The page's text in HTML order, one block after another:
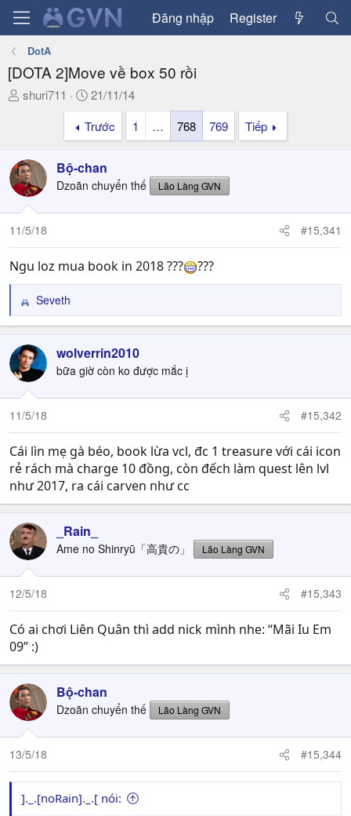
Đăng nhập Register
DotA
[DOTA 2]Move về box 50 rồi
T
a
d
s
t
a
e
shuri711
N
g
à
y
ử
i
21/11/14
Trước
1 … 768 769 Tiếp
Bộ-chan
Dzoãn chuyển thế Lão Làng GVN
11/5/18 #15,341
Ngu loz mua book in 2018 ??? ???
R
e
c
t
i
o
n
Seveth
wolverrin2010
bữa giờ còn ko được mắc ị
11/5/18 #15,342
Cái lìn mẹ gà béo, book lừa vcl, đc 1 treasure với cái icon
rẻ rách mà charge 10 đồng, còn đếch làm quest lên lvl
như 2017, ra cái carven như cc
_Rain_
Ame no Shinryū「高貴の」 Lão Làng GVN
12/5/18 #15,343
Có ai chơi Liên Quân thì add nick mình nhe: “Mãi Iu Em
09” :)
Bộ-chan
Dzoãn chuyển thế Lão Làng GVN
13/5/18 #15,344
]._.[noRain]._.[ nói: